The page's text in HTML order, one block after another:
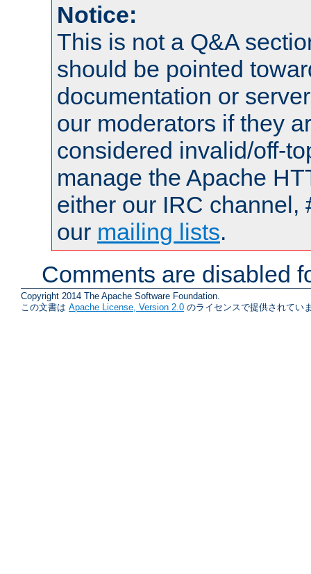
Notice:
This is not a Q&A
should be pointed
documentation or
our moderators if they
considered invalid/off-
manage the Apache
either our IRC channel,
our mailing lists.
Comments are disabled
Copyright 2014 The Apache Software Foundation.
この文書は Apache License, Version 2.0 のライセンスで提供されてい